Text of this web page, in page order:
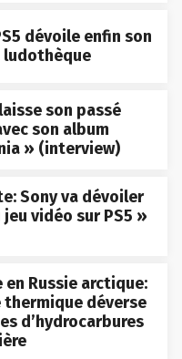
dévoile enfin son
ludothèque
son passé
son album
» (interview)
Sony va dévoiler
vidéo sur PS5 »
Russie arctique:
thermique déverse
d’hydrocarbures